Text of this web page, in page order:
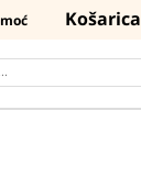
Košarica